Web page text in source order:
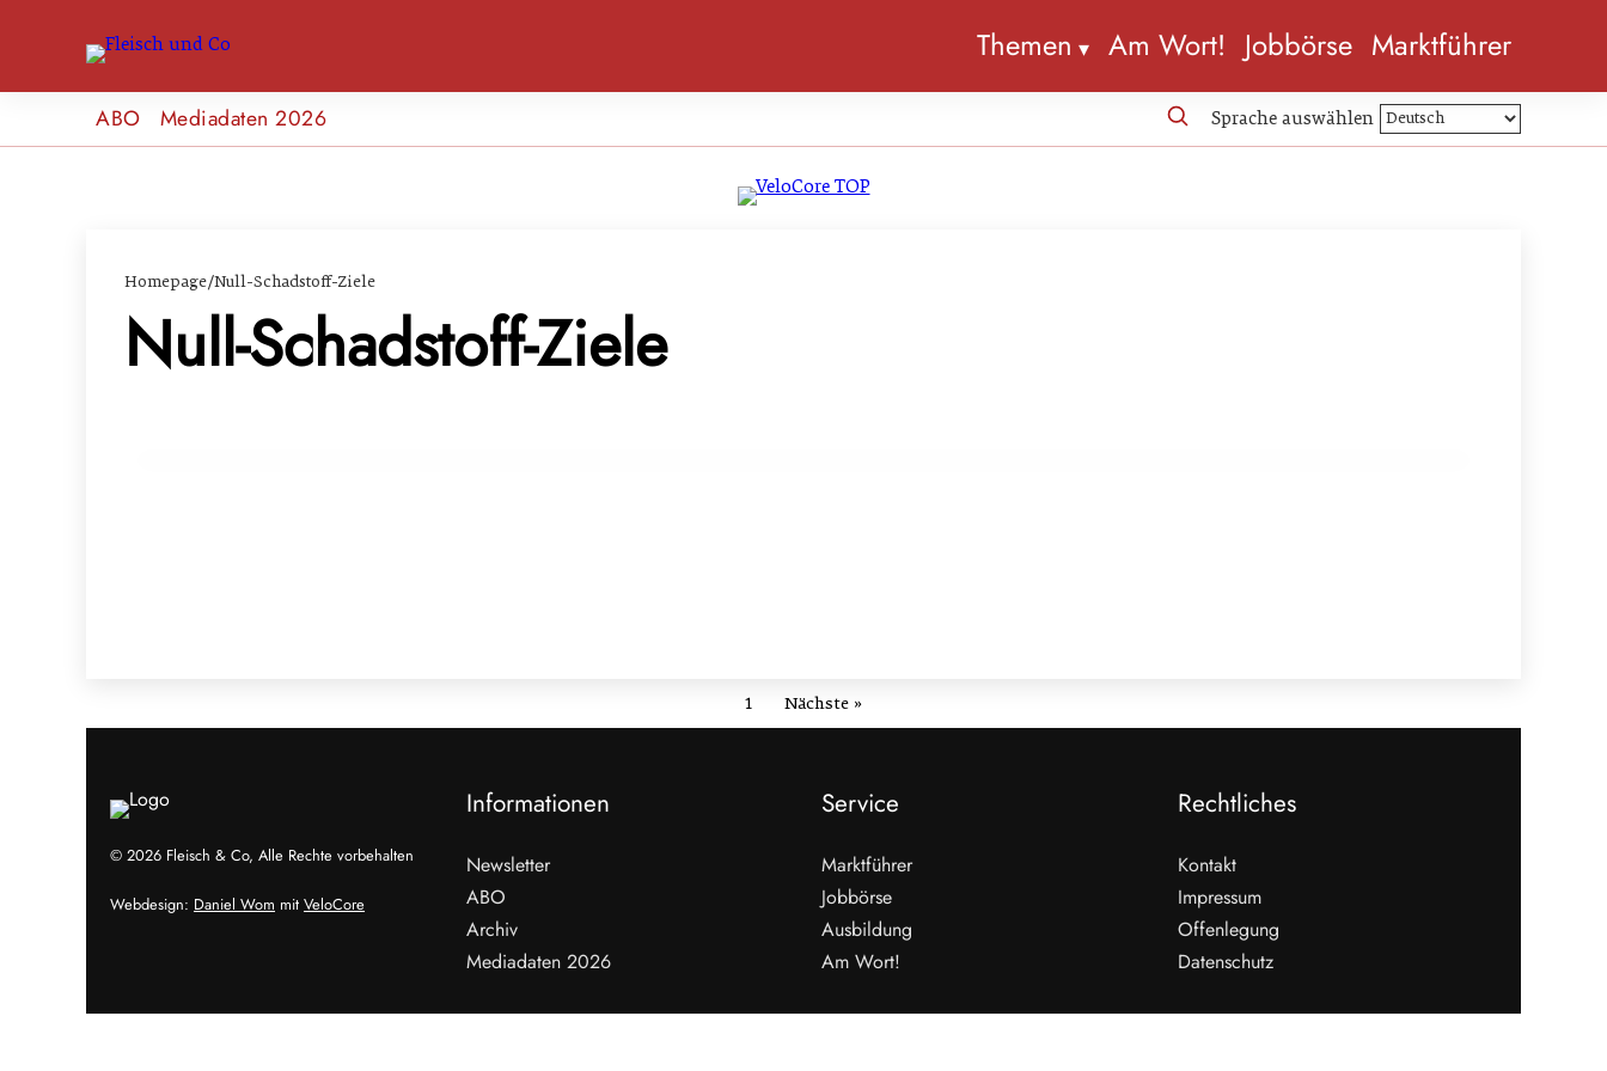
Themen Am Wort! Jobbörse Marktführer
ABO Mediadaten 2026 Sprache auswählen
Homepage/Null-Schadstoff-Ziele
Null-Schadstoff-Ziele
1 Nächste »
© 2026 Fleisch & Co, Alle Rechte vorbehalten
Webdesign: Daniel Wom mit VeloCore
Informationen
Newsletter
ABO
Archiv
Mediadaten 2026
Service
Marktführer
Jobbörse
Ausbildung
Am Wort!
Rechtliches
Kontakt
Impressum
Offenlegung
Datenschutz